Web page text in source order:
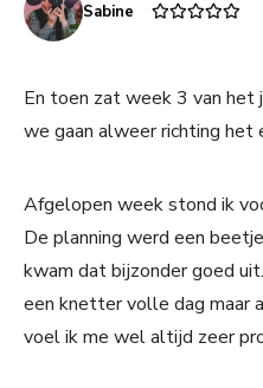
Sabine
En toen zat week 3 van het
we gaan alweer richting het
Afgelopen week stond ik
De planning werd een
kwam dat bijzonder goed
een knetter volle dag maar
voel ik me wel altijd zeer